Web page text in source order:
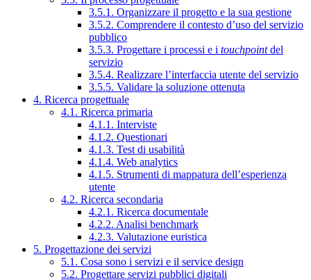
3.5.1. Organizzare il progetto e la sua gestione
3.5.2. Comprendere il contesto d’uso del servizio
pubblico
3.5.3. Progettare i processi e i touchpointdel
servizio
3.5.4. Realizzare l’interfaccia utente del servizio
3.5.5. Validare la soluzione ottenuta
4. Ricerca progettuale
4.1. Ricerca primaria
4.1.1. Interviste
4.1.2. Questionari
4.1.3. Test di usabilità
4.1.4. Web analytics
4.1.5. Strumenti di mappatura dell’esperienza
utente
4.2. Ricerca secondaria
4.2.1. Ricerca documentale
4.2.2. Analisi benchmark
4.2.3. Valutazione euristica
5. Progettazione dei servizi
5.1. Cosa sono i servizi e il service design
5.2. Progettare servizi pubblici digitali